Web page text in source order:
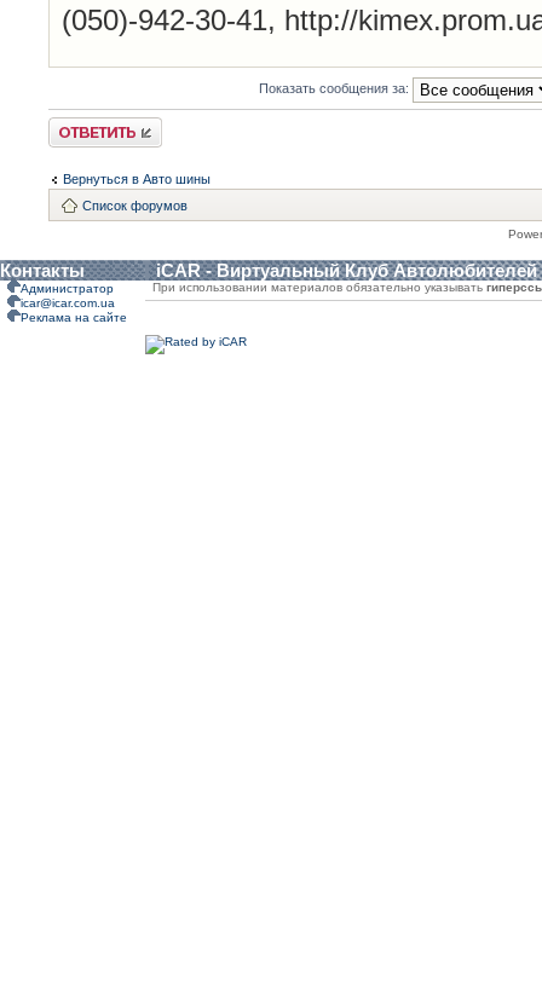
(050)-942-30-41, http://
Показать сообщения за:
Ответить
Вернуться в Авто шины
Список форумов
Контакты iCAR - Виртуальный Клуб Автолюбителей
Администратор
icar@icar.com.ua
Реклама на сайте
При использовании материалов обязательно указывать